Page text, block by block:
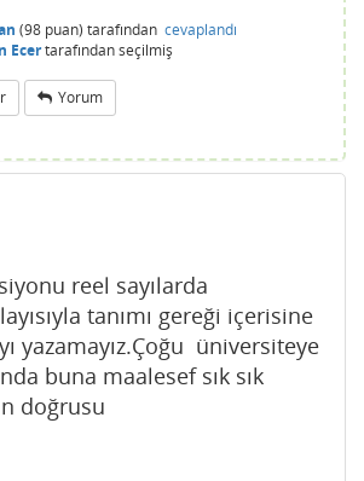
(98 puan) tarafından cevaplandı
Ecertarafındanseçilmiş
Yorum
reel sayılarda
tanımı gereği içerisine
yazamayız.Çoğu üniversiteye
buna maalesef sık sık
doğrusu